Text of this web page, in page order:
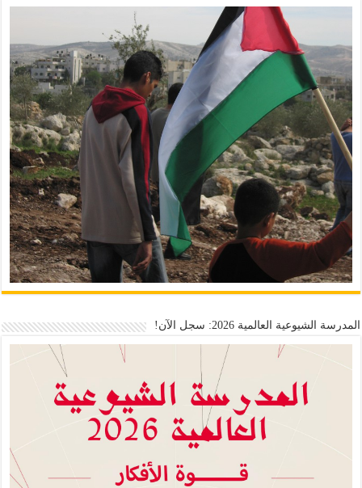
المدرسة الشيوعية العالمية 2026: سجل الآن!